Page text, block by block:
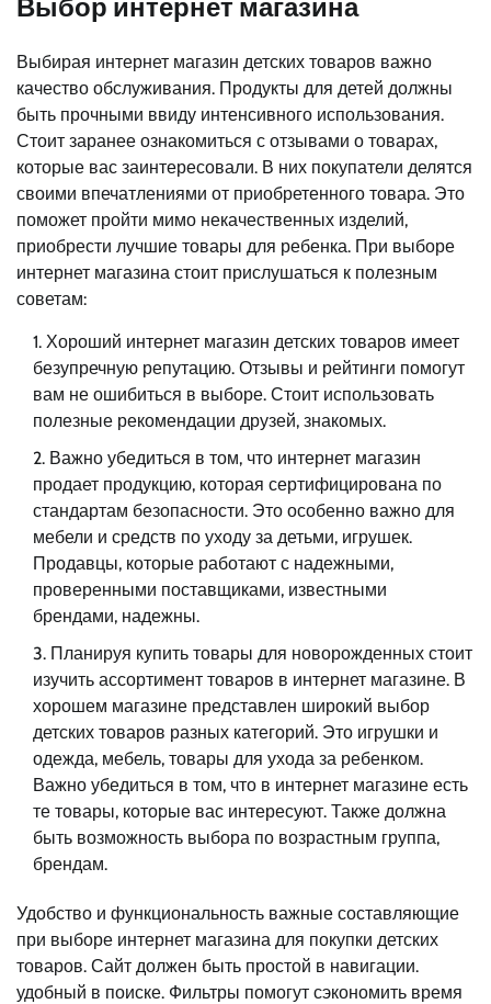
Выбор интернет магазина
Выбирая интернет магазин детских товаров важно
качество обслуживания. Продукты для детей должны
быть прочными ввиду интенсивного использования.
Стоит заранее ознакомиться с отзывами о товарах,
которые вас заинтересовали. В них покупатели делятся
своими впечатлениями от приобретенного товара. Это
поможет пройти мимо некачественных изделий,
приобрести лучшие товары для ребенка. При выборе
интернет магазина стоит прислушаться к полезным
советам:
Хороший интернет магазин детских товаров имеет
безупречную репутацию. Отзывы и рейтинги помогут
вам не ошибиться в выборе. Стоит использовать
полезные рекомендации друзей, знакомых.
Важно убедиться в том, что интернет магазин
продает продукцию, которая сертифицирована по
стандартам безопасности. Это особенно важно для
мебели и средств по уходу за детьми, игрушек.
Продавцы, которые работают с надежными,
проверенными поставщиками, известными
брендами, надежны.
Планируя купить товары для новорожденных стоит
изучить ассортимент товаров в интернет магазине. В
хорошем магазине представлен широкий выбор
детских товаров разных категорий. Это игрушки и
одежда, мебель, товары для ухода за ребенком.
Важно убедиться в том, что в интернет магазине есть
те товары, которые вас интересуют. Также должна
быть возможность выбора по возрастным группа,
брендам.
Удобство и функциональность важные составляющие
при выборе интернет магазина для покупки детских
товаров. Сайт должен быть простой в навигации.
удобный в поиске. Фильтры помогут сэкономить время